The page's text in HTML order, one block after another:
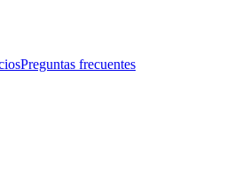
Preguntas frecuentes